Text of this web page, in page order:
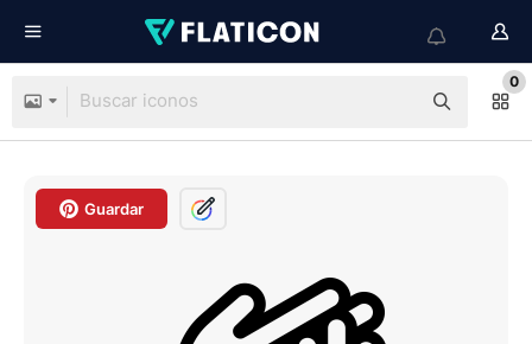
0
Guardar